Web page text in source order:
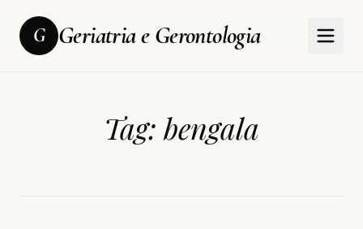
G Geriatria e Gerontologia
Tag: bengala